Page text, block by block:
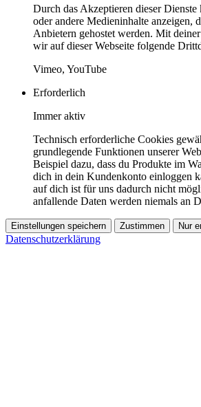
Durch das Akzeptieren dieser
oder andere Medieninhalte anzeigen,
Anbietern gehostet werden. Mit
wir auf dieser Webseite folgende
Vimeo, YouTube
Erforderlich
Immer aktiv
Technisch erforderliche Cookies
grundlegende Funktionen unserer
Beispiel dazu, dass du Produkte im
dich in dein Kundenkonto einloggen
auf dich ist für uns dadurch nicht
anfallende Daten werden niemals an
Einstellungen speichern Zustimmen Nur
Datenschutzerklärung